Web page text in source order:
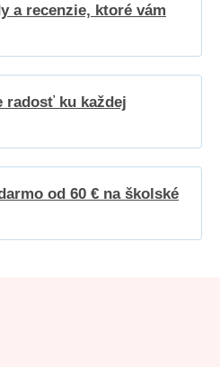
a recenzie, ktoré vám
radosť ku každej
od 60 € na školské